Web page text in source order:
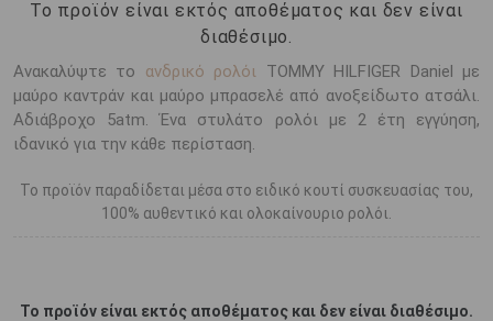
Το προϊόν είναι εκτός αποθέματος και δεν είναι
διαθέσιμο.
Ανακαλύψτε το ανδρικό ρολόι TOMMY HILFIGER Daniel με
μαύρο καντράν και μαύρο μπρασελέ από ανοξείδωτο ατσάλι.
Αδιάβροχο 5atm. Ένα στυλάτο ρολόι με 2 έτη εγγύηση,
ιδανικό για την κάθε περίσταση.
Το προϊόν παραδίδεται μέσα στο ειδικό κουτί συσκευασίας του,
100% αυθεντικό και ολοκαίνουριο ρολόι.
Το προϊόν είναι εκτός αποθέματος και δεν είναι διαθέσιμο.